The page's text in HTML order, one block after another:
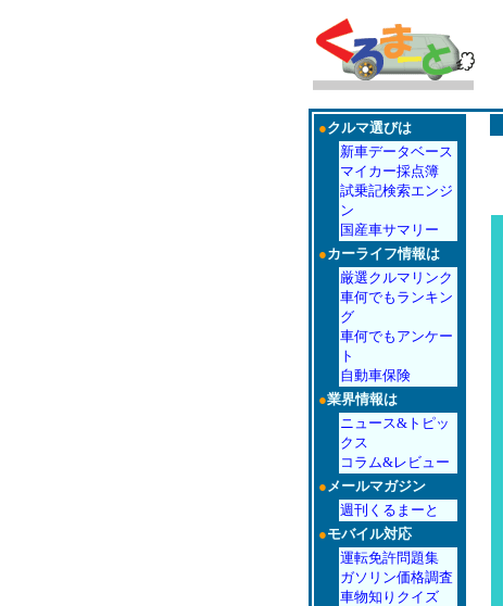
●クルマ選びは
新車データベース
マイカー採点簿
試乗記検索エンジ
ン
国産車サマリー
●カーライフ情報は
厳選クルマリンク
車何でもランキン
グ
車何でもアンケー
ト
自動車保険
●業界情報は
ニュース&トピッ
クス
コラム&レビュー
●メールマガジン
週刊くるまーと
●モバイル対応
運転免許問題集
ガソリン価格調査
車物知りクイズ